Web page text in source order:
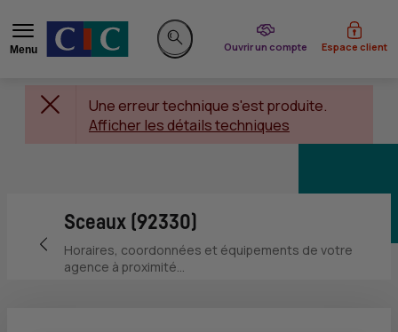
Menu
Rechercher sur le site
Ouvrir un compte
du CIC Espace client
Une erreur technique s'est produite.
Afficher les détails techniques
Retour vers la page précédente
Sceaux (92330)
Horaires, coordonnées et équipements de votre
agence à proximité...